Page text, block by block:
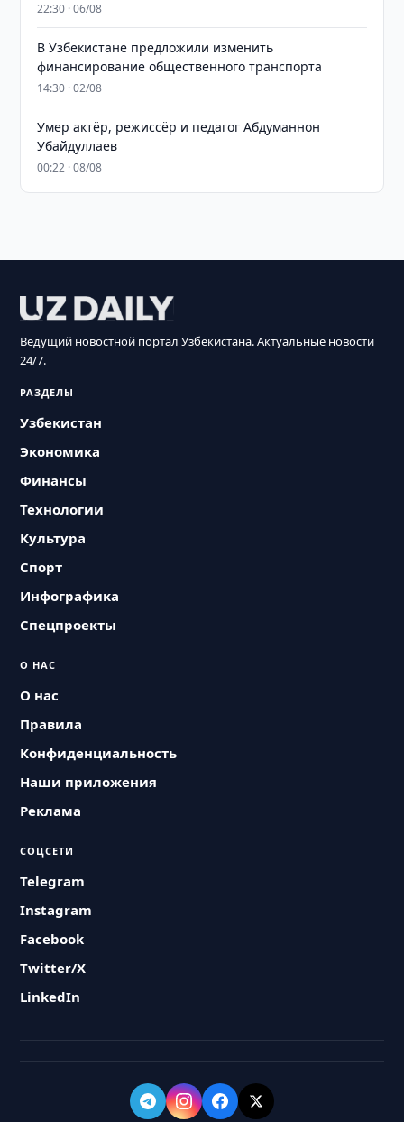
22:30 · 06/08
В Узбекистане предложили изменить
финансирование общественного транспорта
14:30 · 02/08
Умер актёр, режиссёр и педагог Абдуманнон
Убайдуллаев
00:22 · 08/08
Ведущий новостной портал Узбекистана. Актуальные новости
24/7.
РАЗДЕЛЫ
Узбекистан
Экономика
Финансы
Технологии
Культура
Спорт
Инфографика
Спецпроекты
О НАС
О нас
Правила
Конфиденциальность
Наши приложения
Реклама
СОЦСЕТИ
Telegram
Instagram
Facebook
Twitter/X
LinkedIn